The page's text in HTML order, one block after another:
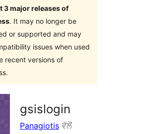
3 major releases of
. It may no longer be
or supported and may
issues when used
recent versions of
gsislogin
Panagiotis ਵੱਲੋਂ